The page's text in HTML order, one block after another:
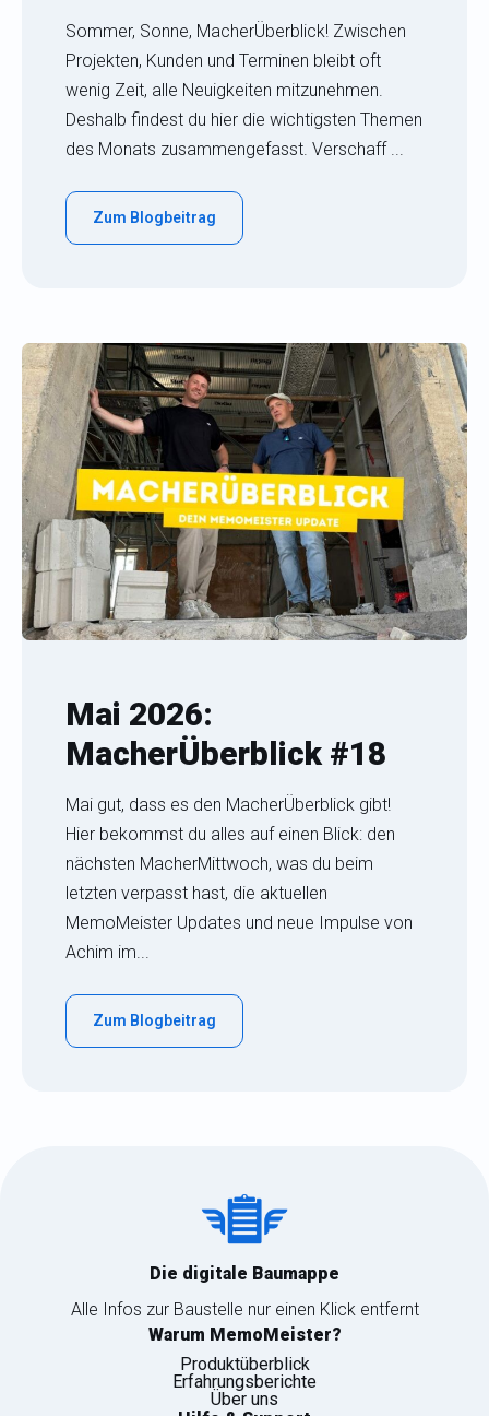
Sommer, Sonne, MacherÜberblick! Zwischen
Projekten, Kunden und Terminen bleibt oft
wenig Zeit, alle Neuigkeiten mitzunehmen.
Deshalb findest du hier die wichtigsten Themen
des Monats zusammengefasst. Verschaff ...
Zum Blogbeitrag
Mai 2026:
MacherÜberblick #18
Mai gut, dass es den MacherÜberblick gibt!
Hier bekommst du alles auf einen Blick: den
nächsten MacherMittwoch, was du beim
letzten verpasst hast, die aktuellen
MemoMeister Updates und neue Impulse von
Achim im...
Zum Blogbeitrag
Die digitale Baumappe
Alle Infos zur Baustelle nur einen Klick entfernt
Warum MemoMeister?
Produktüberblick
Erfahrungsberichte
Über uns